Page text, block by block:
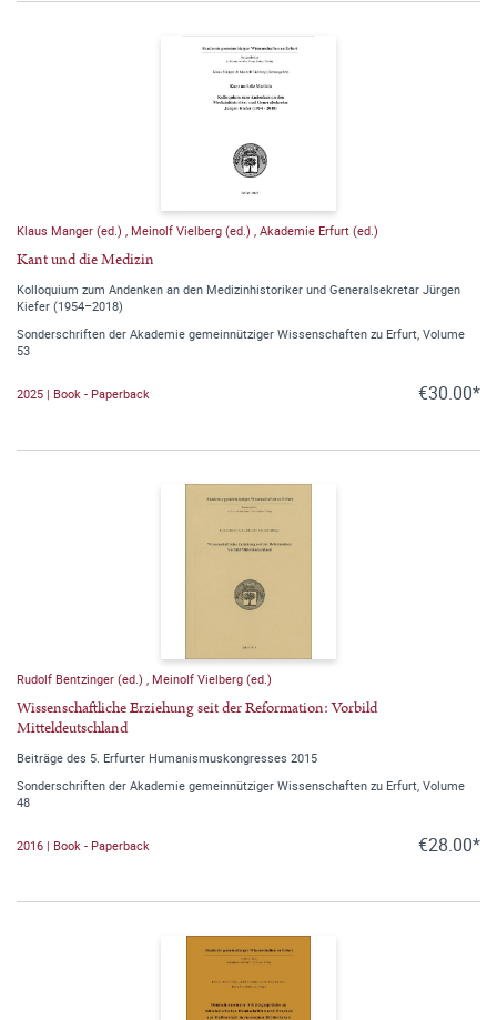
Klaus Manger (ed.) , Meinolf Vielberg (ed.) , Akademie Erfurt (ed.)
Kant und die Medizin
Kolloquium zum Andenken an den Medizinhistoriker und Generalsekretar Jürgen
Kiefer (1954–2018)
Sonderschriften der Akademie gemeinnütziger Wissenschaften zu Erfurt, Volume
53
2025 | Book - Paperback €30.00*
Rudolf Bentzinger (ed.) , Meinolf Vielberg (ed.)
Wissenschaftliche Erziehung seit der Reformation: Vorbild
Mitteldeutschland
Beiträge des 5. Erfurter Humanismuskongresses 2015
Sonderschriften der Akademie gemeinnütziger Wissenschaften zu Erfurt, Volume
48
2016 | Book - Paperback €28.00*